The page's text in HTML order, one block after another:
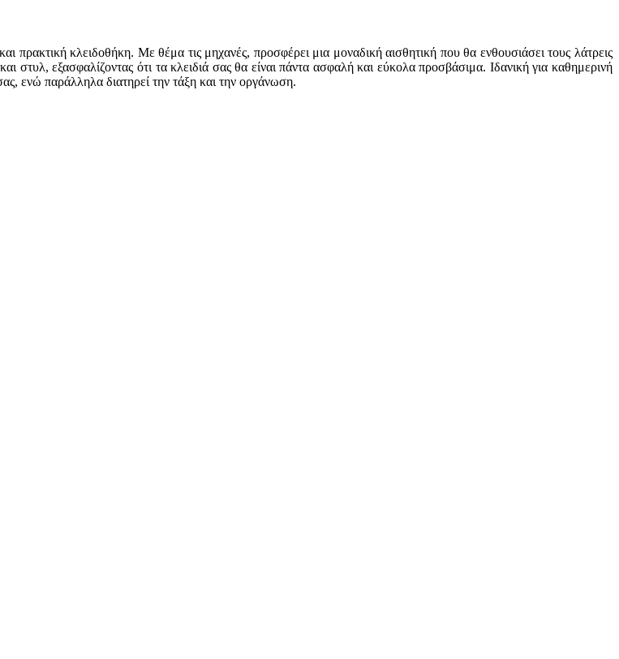
κλειδοθήκη. Με θέμα τις μηχανές, προσφέρει μια μοναδική αισθητική που θα ενθουσιάσει τους λάτρεις
εξασφαλίζοντας ότι τα κλειδιά σας θα είναι πάντα ασφαλή και εύκολα προσβάσιμα. Ιδανική για καθημερινή
ενώ παράλληλα διατηρεί την τάξη και την οργάνωση.